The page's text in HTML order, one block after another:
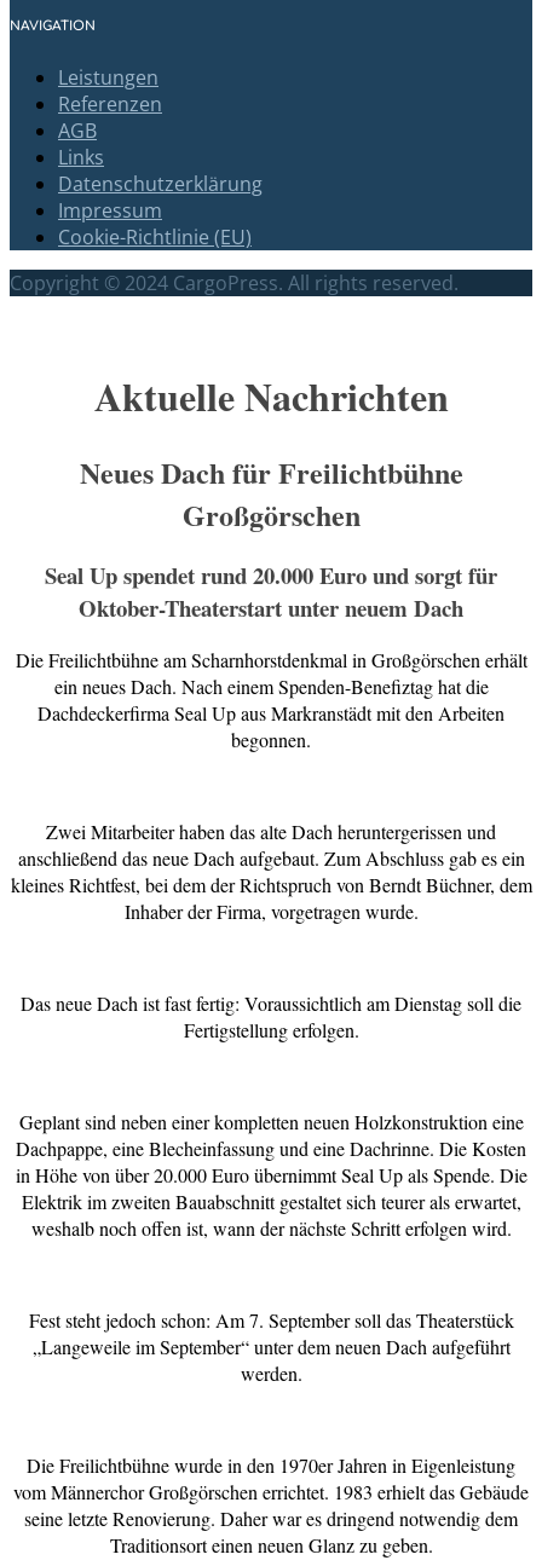
NAVIGATION
Leistungen
Referenzen
AGB
Links
Datenschutzerklärung
Impressum
Cookie-Richtlinie (EU)
Copyright © 2024 CargoPress. All rights reserved.
Aktuelle Nachrichten
Neues Dach für Freilichtbühne
Großgörschen
Seal Up spendet rund 20.000 Euro und sorgt für
Oktober-Theaterstart unter neuem Dach
Die Freilichtbühne am Scharnhorstdenkmal in Großgörschen erhält
ein neues Dach. Nach einem Spenden-Benefiztag hat die
Dachdeckerfirma Seal Up aus Markranstädt mit den Arbeiten
begonnen.
Zwei Mitarbeiter haben das alte Dach heruntergerissen und
anschließend das neue Dach aufgebaut. Zum Abschluss gab es ein
kleines Richtfest, bei dem der Richtspruch von Berndt Büchner, dem
Inhaber der Firma, vorgetragen wurde.
Das neue Dach ist fast fertig: Voraussichtlich am Dienstag soll die
Fertigstellung erfolgen.
Geplant sind neben einer kompletten neuen Holzkonstruktion eine
Dachpappe, eine Blecheinfassung und eine Dachrinne. Die Kosten
in Höhe von über 20.000 Euro übernimmt Seal Up als Spende. Die
Elektrik im zweiten Bauabschnitt gestaltet sich teurer als erwartet,
weshalb noch offen ist, wann der nächste Schritt erfolgen wird.
Fest steht jedoch schon: Am 7. September soll das Theaterstück
„Langeweile im September“ unter dem neuen Dach aufgeführt
werden.
Die Freilichtbühne wurde in den 1970er Jahren in Eigenleistung
vom Männerchor Großgörschen errichtet. 1983 erhielt das Gebäude
seine letzte Renovierung. Daher war es dringend notwendig dem
Traditionsort einen neuen Glanz zu geben.